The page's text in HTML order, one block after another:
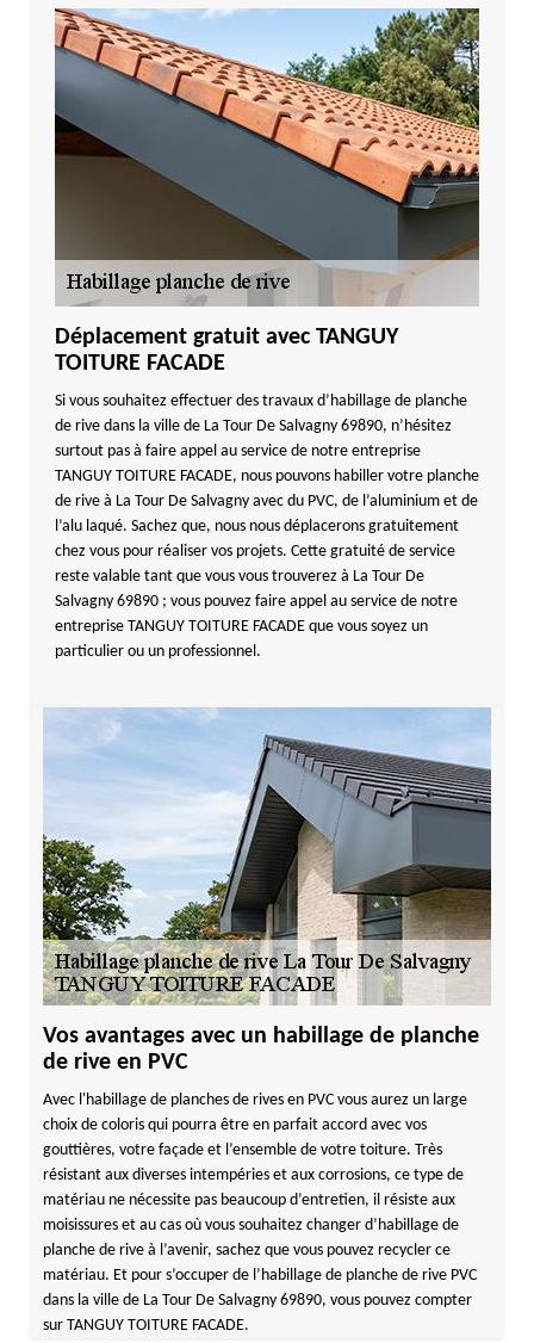
Déplacement gratuit avec TANGUY
TOITURE FACADE
Si vous souhaitez effectuer des travaux d’habillage de planche
de rive dans la ville de La Tour De Salvagny 69890, n’hésitez
surtout pas à faire appel au service de notre entreprise
TANGUY TOITURE FACADE, nous pouvons habiller votre planche
de rive à La Tour De Salvagny avec du PVC, de l’aluminium et de
l’alu laqué. Sachez que, nous nous déplacerons gratuitement
chez vous pour réaliser vos projets. Cette gratuité de service
reste valable tant que vous vous trouverez à La Tour De
Salvagny 69890 ; vous pouvez faire appel au service de notre
entreprise TANGUY TOITURE FACADE que vous soyez un
particulier ou un professionnel.
Vos avantages avec un habillage de planche
de rive en PVC
Avec l'habillage de planches de rives en PVC vous aurez un large
choix de coloris qui pourra être en parfait accord avec vos
gouttières, votre façade et l’ensemble de votre toiture. Très
résistant aux diverses intempéries et aux corrosions, ce type de
matériau ne nécessite pas beaucoup d’entretien, il résiste aux
moisissures et au cas où vous souhaitez changer d’habillage de
planche de rive à l’avenir, sachez que vous pouvez recycler ce
matériau. Et pour s’occuper de l’habillage de planche de rive PVC
dans la ville de La Tour De Salvagny 69890, vous pouvez compter
sur TANGUY TOITURE FACADE.